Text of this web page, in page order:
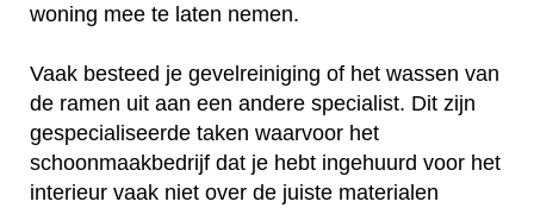
woning mee te laten nemen.
Vaak besteed je gevelreiniging of het wassen van
de ramen uit aan een andere specialist. Dit zijn
gespecialiseerde taken waarvoor het
schoonmaakbedrijf dat je hebt ingehuurd voor het
interieur vaak niet over de juiste materialen